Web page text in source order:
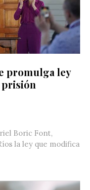
promulga ley
Boric Font,
la ley que modifica